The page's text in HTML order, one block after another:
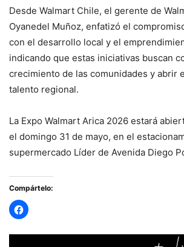
Desde Walmart Chile, el gerente de
Oyanedel Muñoz, enfatizó el
con el desarrollo local y el
indicando que estas iniciativas buscan
crecimiento de las comunidades y abrir
talento regional.
La Expo Walmart Arica 2026 estará
el domingo 31 de mayo, en el
supermercado Líder de Avenida Diego
Compártelo: